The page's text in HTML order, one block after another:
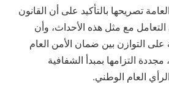
تصريحها بالتأكيد على أن القانون
مع مثل هذه الأحداث، وأن
على التوازن بين ضمان الأمن العام
التزامها بمبدأ الشفافية
العام الوطني.